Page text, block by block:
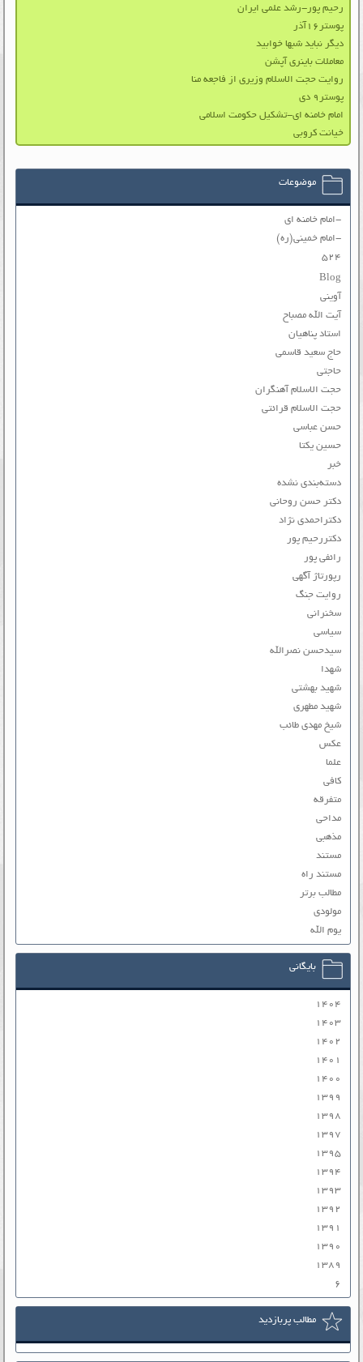
رحیم پور-رشد علمی ایران
پوستر۱۶آذر
دیگر نباید شبها خوابید
معاملات باینری آپشن
روایت حجت الاسلام وزیری از فاجعه منا
پوستر۹ دی
امام خامنه ای-تشکیل حکومت اسلامی
خیانت کروبی
موضوعات
-امام خامنه ای
-امام خمینی(ره)
۵۲۴
Blog
آوینی
آیت الله مصباح
استاد پناهیان
حاج سعید قاسمی
حاجتی
حجت الاسلام آهنگران
حجت الاسلام قرائتی
حسن عباسی
حسین یکتا
خبر
دسته‌بندی نشده
دکتر حسن روحانی
دکتراحمدی نژاد
دکتررحیم پور
رائفی پور
رپورتاژ آگهی
روایت جنگ
سخنرانی
سیاسی
سیدحسن نصرالله
شهدا
شهید بهشتی
شهید مطهری
شیخ مهدی طائب
عکس
علما
کافی
متفرقه
مداحی
مذهبی
مستند
مستند راه
مطالب برتر
مولودی
یوم الله
بایگانی
۱۴۰۴
۱۴۰۳
۱۴۰۲
۱۴۰۱
۱۴۰۰
۱۳۹۹
۱۳۹۸
۱۳۹۷
۱۳۹۵
۱۳۹۴
۱۳۹۳
۱۳۹۲
۱۳۹۱
۱۳۹۰
۱۳۸۹
۶
مطالب پربازدید